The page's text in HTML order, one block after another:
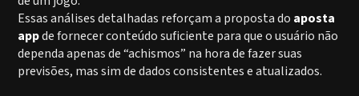
Essas análises detalhadas reforçam a proposta do aposta
appde fornecer conteúdo suficiente para que o usuário não
dependa apenas de “achismos” na hora de fazer suas
previsões, mas sim de dados consistentes e atualizados.